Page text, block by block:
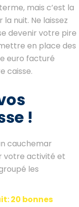
mais c’est la
nuit. Ne laissez
devenir votre pire
en place des
euro facturé
caisse.
!
cauchemar
votre activité et
les
20 bonnes